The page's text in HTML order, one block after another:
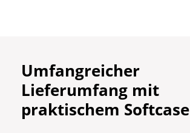
Umfangreicher
Lieferumfang mit
praktischem Softcase